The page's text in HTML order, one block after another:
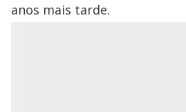
anos mais tarde.